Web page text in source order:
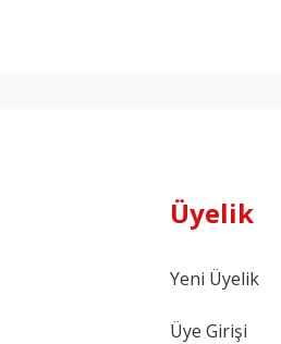
Üyelik
Yeni Üyelik
Üye Girişi